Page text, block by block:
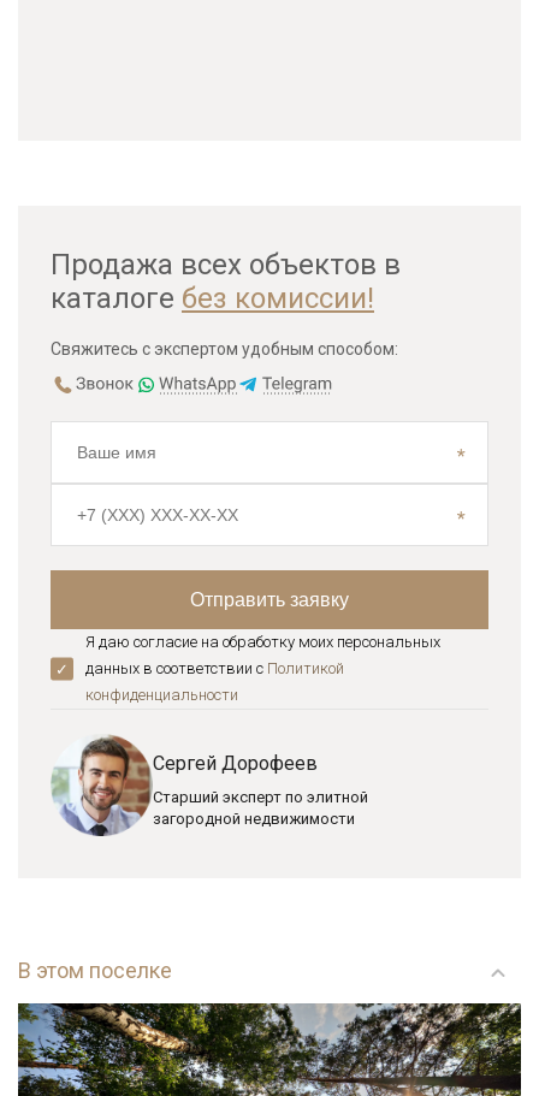
Продажа всех объектов в
каталоге без комиссии!
Свяжитесь с экспертом удобным способом:
Я даю согласие на обработку моих персональных
данных в соответствии с Политикой
конфиденциальноcти
Сергей Дорофеев
Старший эксперт по элитной
загородной недвижимости
В этом поселке